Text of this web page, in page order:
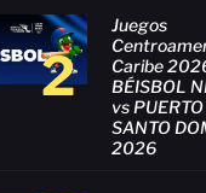
2
Juegos
Caribe
BÉISBOL
vs
SANTO
2026